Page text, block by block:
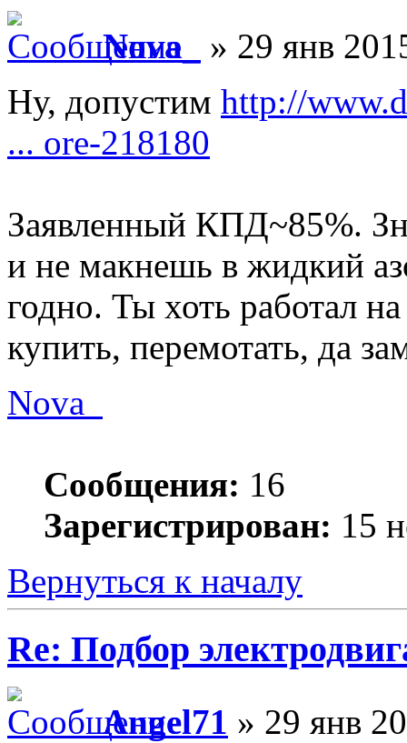
Nova_
» 29 янв
Ну, допустим http://
... ore-218180
Заявленный КПД~85%.
и не макнешь в жидкий
годно. Ты хоть работал
купить, перемотать, да
Nova_
Сообщения: 16
Зарегистрирован: 15
Вернуться к началу
Re: Подбор
Angel71 » 29 янв